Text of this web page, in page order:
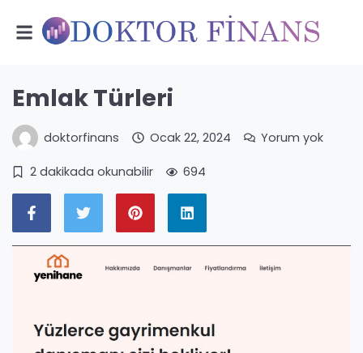
Emlak Türleri
doktorfinans Ocak 22, 2024 Yorum yok
2 dakikada okunabilir 694